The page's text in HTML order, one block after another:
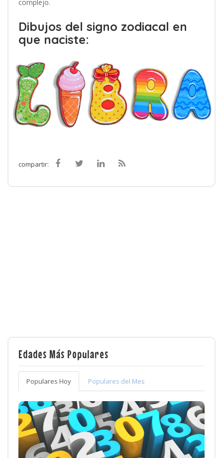
complejo.
Dibujos del signo zodiacal en
que naciste:
compartir:
Edades Más Populares
Populares Hoy Populares del Mes